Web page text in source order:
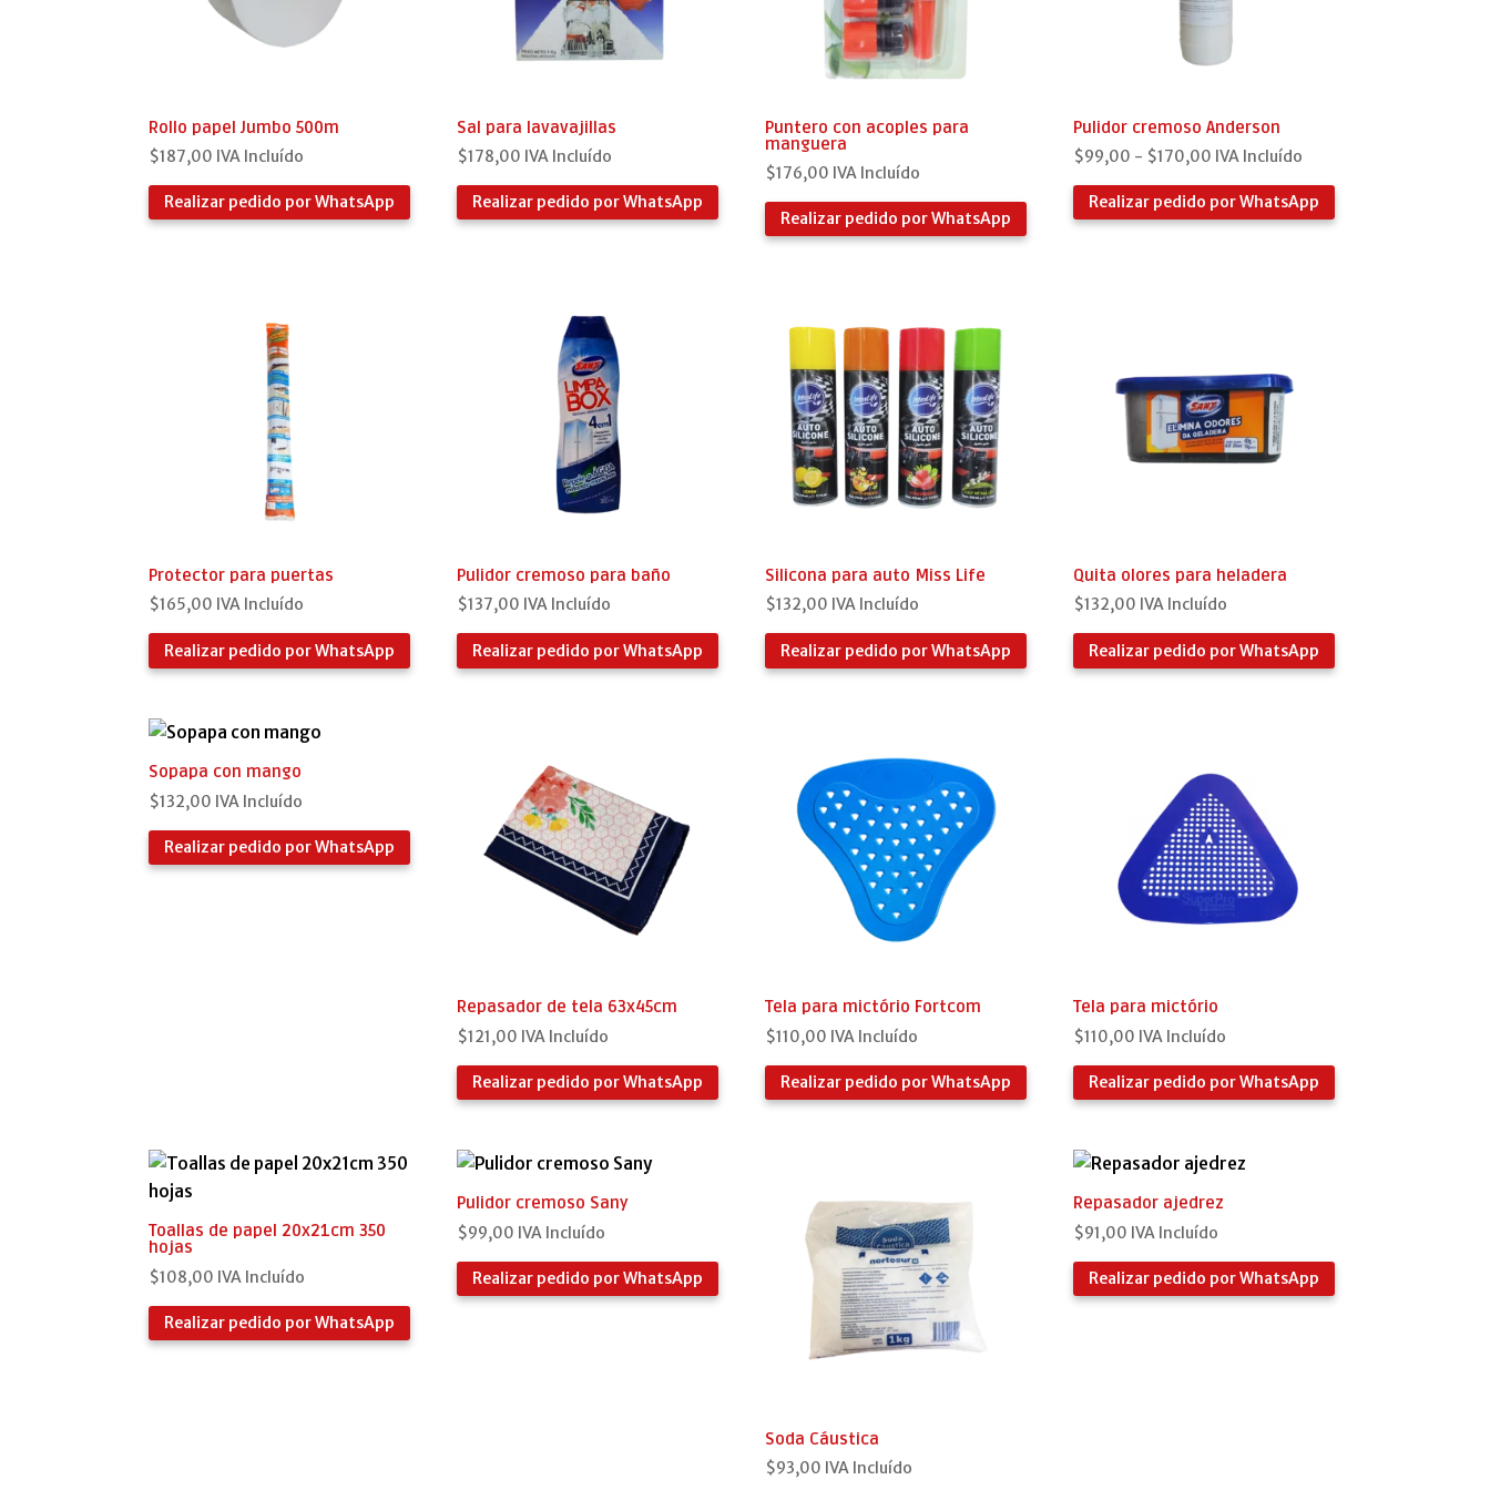
Rollo papel Jumbo 500m
$187,00 IVA Incluído
Realizar pedido por WhatsApp
Sal para lavavajillas
$178,00 IVA Incluído
Realizar pedido por WhatsApp
Puntero con acoples para
manguera
$176,00 IVA Incluído
Realizar pedido por WhatsApp
Pulidor cremoso Anderson
$99,00 - $170,00 Rango
de
precios:
desde
IVA Incluído
Realizar pedido por WhatsApp
Protector para puertas
$165,00 IVA Incluído
Realizar pedido por WhatsApp
Pulidor cremoso para baño
$137,00 IVA Incluído
Realizar pedido por WhatsApp
Silicona para auto Miss Life
$132,00 IVA Incluído
Realizar pedido por WhatsApp
Quita olores para heladera
$132,00 IVA Incluído
Realizar pedido por WhatsApp
Sopapa con mango
$132,00 IVA Incluído
Realizar pedido por WhatsApp
Repasador de tela 63x45cm
$121,00 IVA Incluído
Realizar pedido por WhatsApp
Tela para mictório Fortcom
$110,00 IVA Incluído
Realizar pedido por WhatsApp
Tela para mictório
$110,00 IVA Incluído
Realizar pedido por WhatsApp
Toallas de papel 20x21cm 350
hojas
$108,00 IVA Incluído
Realizar pedido por WhatsApp
Pulidor cremoso Sany
$99,00 IVA Incluído
Realizar pedido por WhatsApp
Soda Cáustica
$93,00 IVA Incluído
Repasador ajedrez
$91,00 IVA Incluído
Realizar pedido por WhatsApp